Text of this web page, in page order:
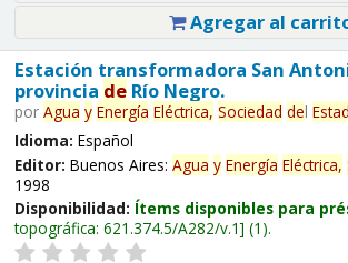
Agregar al
Estación transformadora San
provincia deRío Negro.
por Agua y Energía Eléctrica, Sociedad del
Idioma: Español
Editor: Buenos Aires: Agua y Energía Eléctrica,
1998
Disponibilidad: Ítems disponibles para
topográfica: 621.374.5/A282/v.1 (1).